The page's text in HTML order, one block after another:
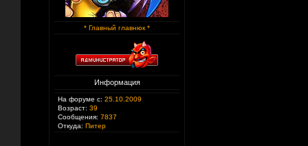
* Главный главнюк *
Информация
На форуме с: 25.10.2009
Возраст: 39
Сообщения: 7837
Откуда: Питер